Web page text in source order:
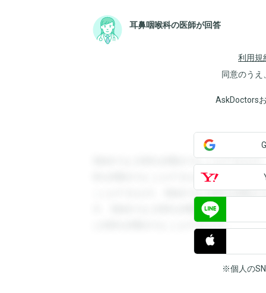
耳鼻咽喉科の医師が回答
利用規
同意のうえ
AskDoctors
登録すると回答を閲覧することができま
答を閲覧することができます。登録する
ことができます。登録すると回答を閲覧
す。登録すると回答を閲覧することがで
と回答を閲覧することができます。
※個人の